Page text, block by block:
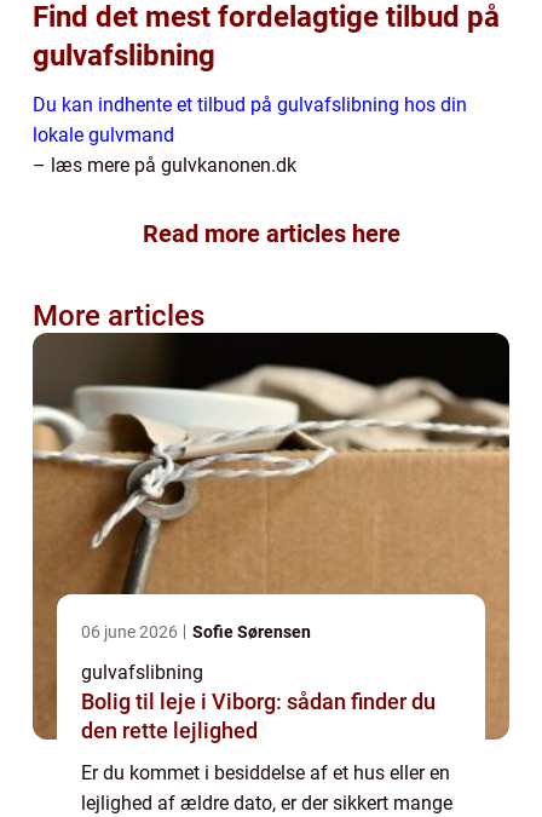
Find det mest fordelagtige tilbud på
gulvafslibning
Du kan indhente et tilbud på gulvafslibning hos din
lokale gulvmand
– læs mere på gulvkanonen.dk
Read more articles here
More articles
06 june 2026 Sofie Sørensen
gulvafslibning
Bolig til leje i Viborg: sådan finder du
den rette lejlighed
Er du kommet i besiddelse af et hus eller en
lejlighed af ældre dato, er der sikkert mange